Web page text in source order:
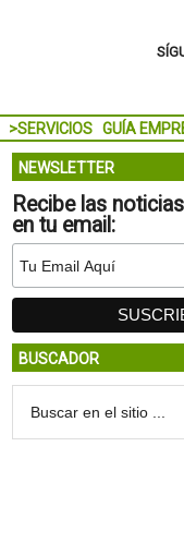
>SERVICIOS GUÍA
NEWSLETTER
Recibe las
en tu email:
BUSCADOR